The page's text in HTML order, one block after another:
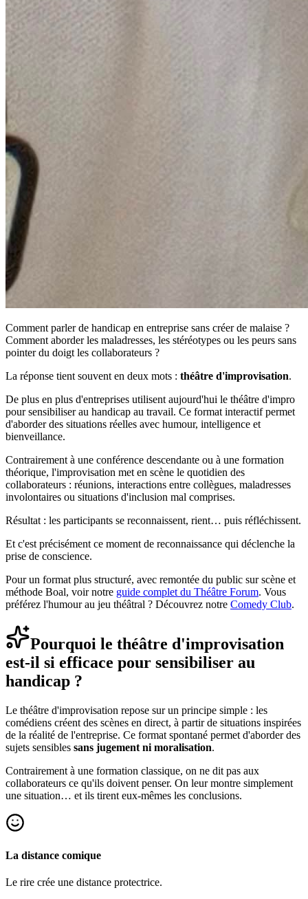
Comment parler de handicap en entreprise sans créer de malaise ?
Comment aborder les maladresses, les stéréotypes ou les peurs sans
pointer du doigt les collaborateurs ?
La réponse tient souvent en deux mots : théâtre d'improvisation.
De plus en plus d'entreprises utilisent aujourd'hui le théâtre d'impro
pour sensibiliser au handicap au travail. Ce format interactif permet
d'aborder des situations réelles avec humour, intelligence et
bienveillance.
Contrairement à une conférence descendante ou à une formation
théorique, l'improvisation met en scène le quotidien des
collaborateurs : réunions, interactions entre collègues, maladresses
involontaires ou situations d'inclusion mal comprises.
Résultat : les participants se reconnaissent, rient… puis réfléchissent.
Et c'est précisément ce moment de reconnaissance qui déclenche la
prise de conscience.
Pour un format plus structuré, avec remontée du public sur scène et
méthode Boal, voir notre guide complet du Théâtre Forum. Vous
préférez l'humour au jeu théâtral ? Découvrez notre Comedy Club.
Pourquoi le théâtre d'improvisation
est-il si efficace pour sensibiliser au
handicap ?
Le théâtre d'improvisation repose sur un principe simple : les
comédiens créent des scènes en direct, à partir de situations inspirées
de la réalité de l'entreprise. Ce format spontané permet d'aborder des
sujets sensibles sans jugement ni moralisation.
Contrairement à une formation classique, on ne dit pas aux
collaborateurs ce qu'ils doivent penser. On leur montre simplement
une situation… et ils tirent eux-mêmes les conclusions.
La distance comique
Le rire crée une distance protectrice.